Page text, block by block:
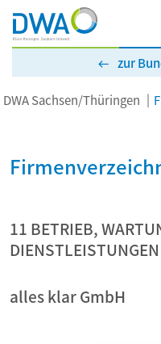
zur
DWA Sachsen/Thüringen
11 BETRIEB,
DIENSTLEISTUNGEN
alles klar GmbH